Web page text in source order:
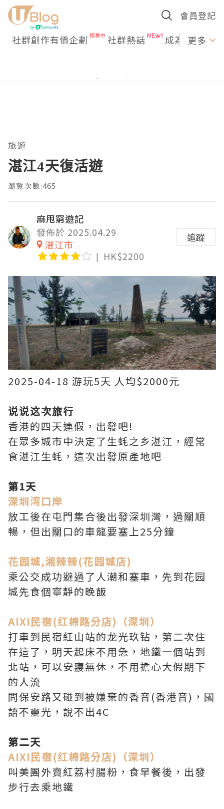
會員登記
社群創作有價企劃 社群熱話 成為U更多
旅遊
湛江4天復活遊
瀏覽次數:465
麻甩窮遊記
發佈於 2025.04.29
湛江市
HK$2200
追蹤
2025-04-18 游玩5天 人均$2000元
说说这次旅行
香港的四天連假，出發吧!
在眾多城市中決定了生蚝之乡湛江，經常
食湛江生蚝，這次出發原產地吧
第1天
深圳湾口岸
放工後在屯門集合後出發深圳灣，過關順
暢，但出關口的車龍要塞上25分鐘
花园城,湘辣辣(花园城店)
乘公交成功避過了人潮和塞車，先到花园
城先食個寧靜的晚飯
AIXI民宿(红棉路分店)（深圳）
打車到民宿紅山站的龙光玖钻，第二次住
在這了，明天起床不用急，地鐵一個站到
北站，可以安寢無休，不用擔心大假期下
的人流
問保安路又碰到被嫌棄的香音(香港音)，國
語不靈光，說不出4C
第二天
AIXI民宿(红棉路分店)（深圳）
叫美團外賣紅荔村腸粉，食早餐後，出發
步行去乘地鐵